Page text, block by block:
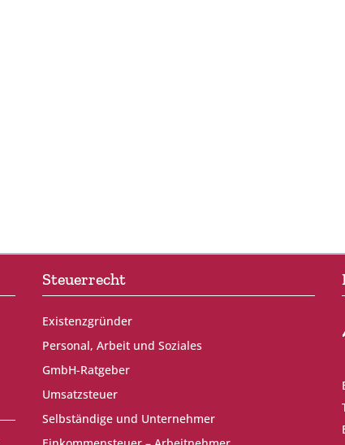
Steuerrecht
Existenzgründer
Personal, Arbeit und Soziales
GmbH-Ratgeber
Umsatzsteuer
Selbständige und Unternehmer